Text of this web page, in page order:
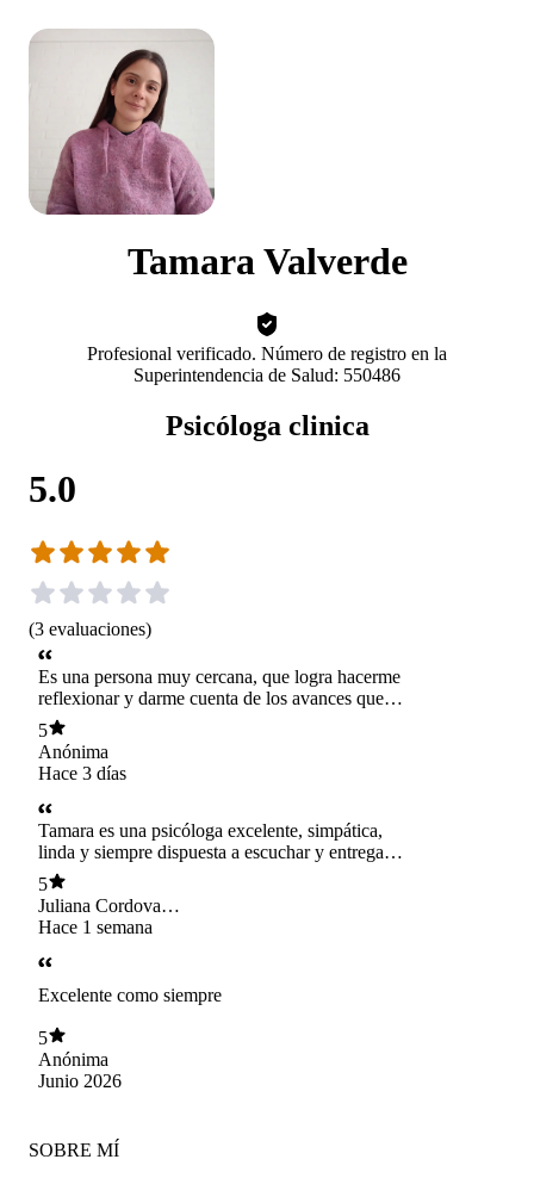
Tamara Valverde
Profesional verificado. Número de registro en la
Superintendencia de Salud: 550486
Psicóloga clinica
5.0
(3 evaluaciones)
Es una persona muy cercana, que logra hacerme
reflexionar y darme cuenta de los avances que
voy teniendo
5
Anónima
Hace 3 días
Tamara es una psicóloga excelente, simpática,
linda y siempre dispuesta a escuchar y entregar
lo mejor de si 🤍
5
Juliana Cordova
Mardones
Hace 1 semana
Excelente como siempre
5
Anónima
Junio 2026
SOBRE MÍ